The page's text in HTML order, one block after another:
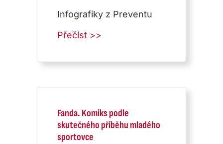
Infografiky z Preventu
Přečíst >>
Fanda. Komiks podle
skutečného příběhu mladého
sportovce